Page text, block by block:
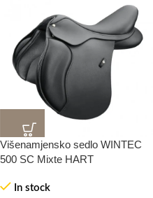
Višenamjensko sedlo WINTEC
500 SC Mixte HART
In stock